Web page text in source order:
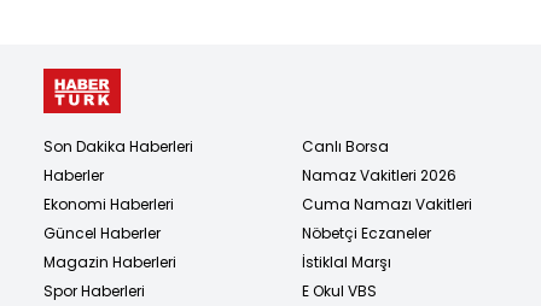
Son Dakika Haberleri
Haberler
Ekonomi Haberleri
Güncel Haberler
Magazin Haberleri
Spor Haberleri
Canlı Borsa
Namaz Vakitleri 2026
Cuma Namazı Vakitleri
Nöbetçi Eczaneler
İstiklal Marşı
E Okul VBS